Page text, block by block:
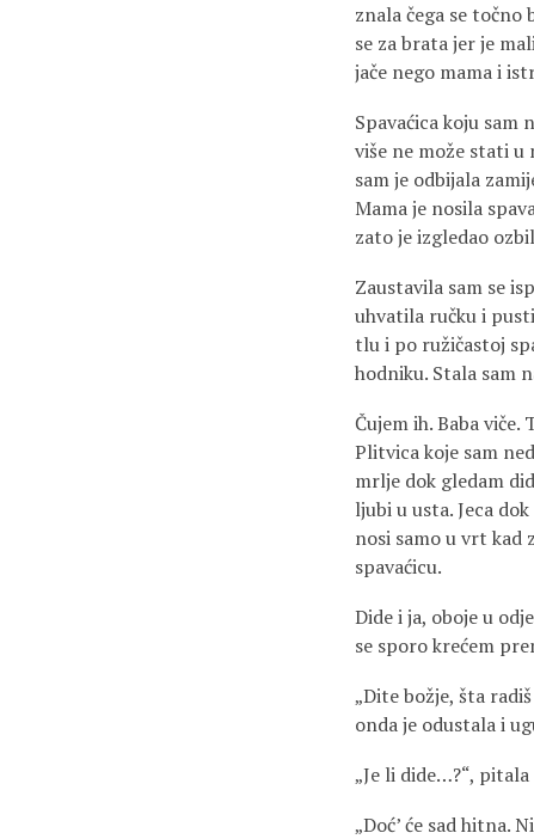
znala čega se točno
se za brata jer je
jače nego mama i
Spavaćica koju
više ne može stati u
sam je odbijala
Mama je nosila
zato je izgledao
Zaustavila sam se
uhvatila ručku i
tlu i po ružičastoj
hodniku. Stala sam
Čujem ih. Baba
Plitvica koje sam
mrlje dok gledam
ljubi u usta. Jeca
nosi samo u vrt kad
spavaćicu.
Dide i ja, oboje u
se sporo krećem
„Dite božje, šta
onda je odustala i
„Je li dide…?“, pitala
„Doć’ će sad hitna.